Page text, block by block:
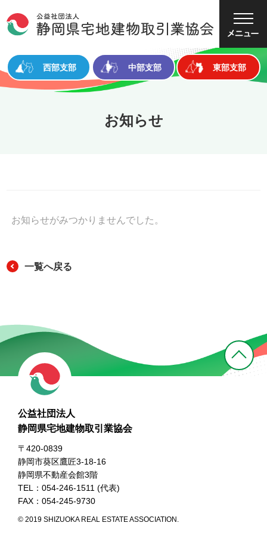
文字サイズ 小 中 大
西部支部 中部支部 東部支部
お知らせ
お知らせがみつかりませんでした。
一覧へ戻る
公益社団法人
静岡県宅地建物取引業協会
〒420-0839
静岡市葵区鷹匠3-18-16
静岡県不動産会館3階
TEL：054-246-1511 (代表)
FAX：054-245-9730
© 2019 SHIZUOKA REAL ESTATE ASSOCIATION.